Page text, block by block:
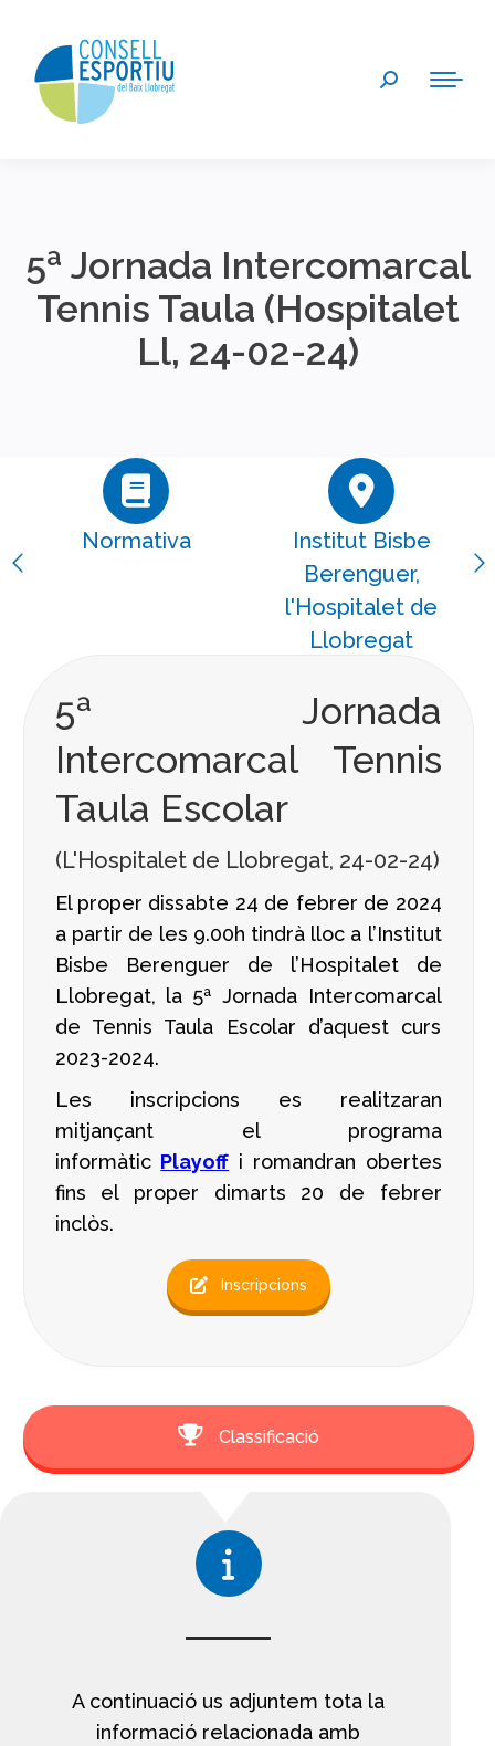
Search:
5ª Jornada Intercomarcal
Tennis Taula (Hospitalet
Ll, 24-02-24)
Normativa
Institut Bisbe
Berenguer,
l'Hospitalet de
Llobregat
5ª Jornada
Intercomarcal Tennis
Taula Escolar
(L'Hospitalet de Llobregat, 24-02-24)
El proper dissabte 24 de febrer de 2024
a partir de les 9.00h tindrà lloc a l’Institut
Bisbe Berenguer de l’Hospitalet de
Llobregat, la 5ª Jornada Intercomarcal
de Tennis Taula Escolar d’aquest curs
2023-2024.
Les inscripcions es realitzaran
mitjançant el programa
informàtic Playoff i romandran obertes
fins el proper dimarts 20 de febrer
inclòs.
Inscripcions
Classificació
A continuació us adjuntem tota la
informació relacionada amb